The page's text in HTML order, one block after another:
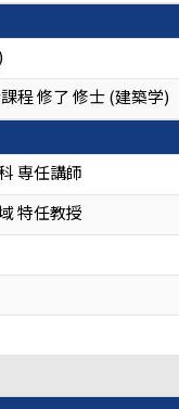
程 修了 修士 (建築学)
専任講師
特任教授